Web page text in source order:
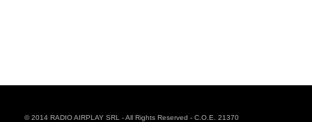
© 2014 RADIO AIRPLAY SRL - All Rights Reserved - C.O.E. 21370